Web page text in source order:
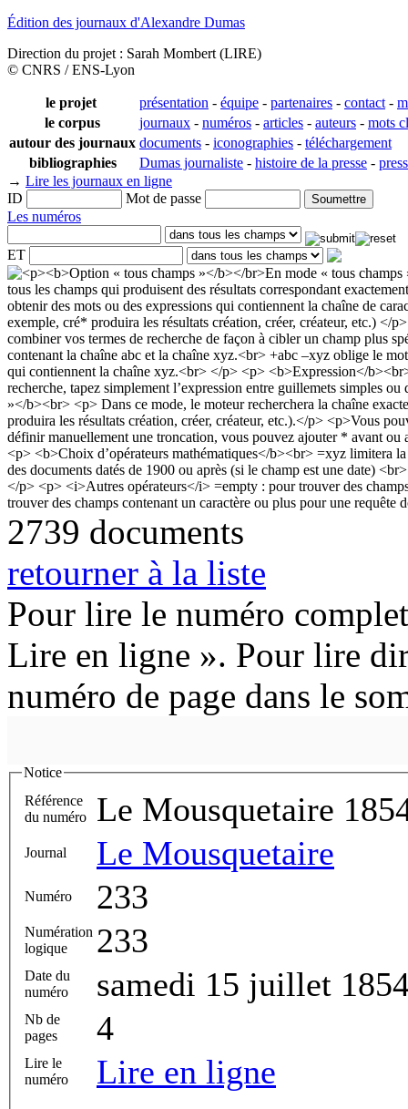
Édition des journaux d'Alexandre Dumas
Direction du projet : Sarah Mombert (LIRE)
© CNRS / ENS-Lyon
le projet présentation - équipe - partenaires - contact -
le corpus
journaux - numéros - articles - auteurs - mots
autour des journaux documents - iconographies - téléchargement
bibliographies
Dumas journaliste - histoire de la presse -
→ Lire les journaux en ligne
ID
Mot de passe
Les numéros
ET
2739 documents
retourner à la liste
Pour lire le numéro
Lire en ligne ». Pour lire
numéro de page dans le
Notice
Référence
du numéro
Le Mousquetaire
Journal Le Mousquetaire
Numéro 233
Numération
logique
233
Date du
numéro
samedi 15 juillet
Nb de
pages
4
Lire le
numéro
Lire en ligne